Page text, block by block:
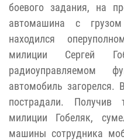
боевого задания, на
автомашина с
находился
милиции Сергей
радиоуправляемом
автомобиль
пострадали. Получив
милиции Гобеляк,
машины сотрудника